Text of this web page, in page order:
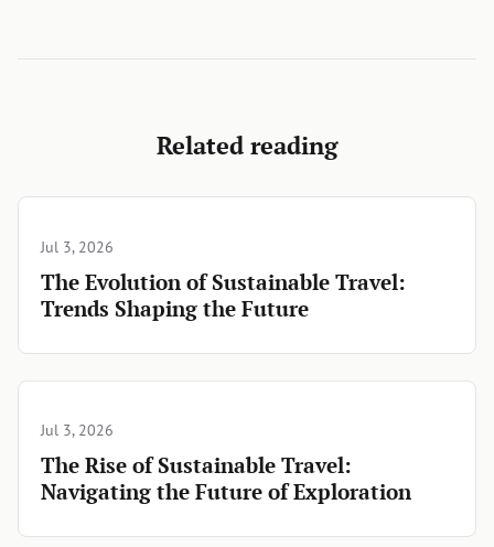
Related reading
Jul 3, 2026
The Evolution of Sustainable Travel:
Trends Shaping the Future
Jul 3, 2026
The Rise of Sustainable Travel:
Navigating the Future of Exploration